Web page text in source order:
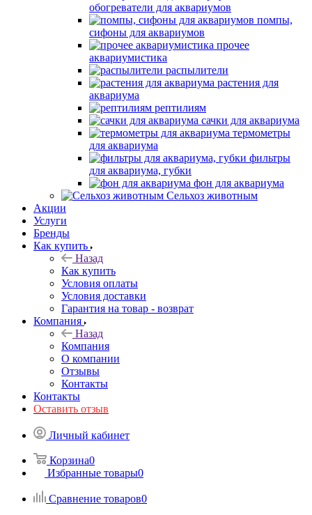
обогреватели для аквариумов
помпы,
сифоны для аквариумов
прочее
аквариумистика
распылители
растения для
аквариума
рептилиям
сачки для аквариума
термометры
для аквариума
фильтры
для аквариума, губки
фон для аквариума
Сельхоз животным
Акции
Услуги
Бренды
Как купить
Назад
Как купить
Условия оплаты
Условия доставки
Гарантия на товар - возврат
Компания
Назад
Компания
О компании
Отзывы
Контакты
Контакты
Оставить отзыв
Личный кабинет
Корзина0
Избранные товары0
Сравнение товаров0